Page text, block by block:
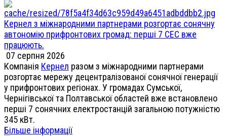
Кернел з міжнародними партнерами розгортає сонячну
автономію прифронтових громад: перші 7 СЕС вже
працюють.
07 серпня 2026
Компанія Кернел разом з міжнародними партнерами
розгортає мережу децентралізованої сонячної генерації
у прифронтових регіонах. У громадах Сумської,
Чернігівської та Полтавської областей вже встановлено
перші 7 сонячних електростанцій загальною потужністю
345 кВт.
Більше інформації